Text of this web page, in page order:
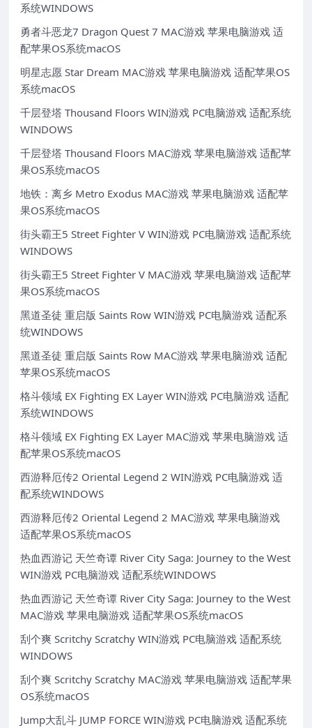
系统WINDOWS
勇者斗恶龙7 Dragon Quest 7 MAC游戏 苹果电脑游戏 适
配苹果OS系统macOS
明星志愿 Star Dream MAC游戏 苹果电脑游戏 适配苹果OS
系统macOS
千层登塔 Thousand Floors WIN游戏 PC电脑游戏 适配系统
WINDOWS
千层登塔 Thousand Floors MAC游戏 苹果电脑游戏 适配苹
果OS系统macOS
地铁：离乡 Metro Exodus MAC游戏 苹果电脑游戏 适配苹
果OS系统macOS
街头霸王5 Street Fighter V WIN游戏 PC电脑游戏 适配系统
WINDOWS
街头霸王5 Street Fighter V MAC游戏 苹果电脑游戏 适配苹
果OS系统macOS
黑道圣徒 重启版 Saints Row WIN游戏 PC电脑游戏 适配系
统WINDOWS
黑道圣徒 重启版 Saints Row MAC游戏 苹果电脑游戏 适配
苹果OS系统macOS
格斗领域 EX Fighting EX Layer WIN游戏 PC电脑游戏 适配
系统WINDOWS
格斗领域 EX Fighting EX Layer MAC游戏 苹果电脑游戏 适
配苹果OS系统macOS
西游释厄传2 Oriental Legend 2 WIN游戏 PC电脑游戏 适
配系统WINDOWS
西游释厄传2 Oriental Legend 2 MAC游戏 苹果电脑游戏
适配苹果OS系统macOS
热血西游记 天竺奇谭 River City Saga: Journey to the West
WIN游戏 PC电脑游戏 适配系统WINDOWS
热血西游记 天竺奇谭 River City Saga: Journey to the West
MAC游戏 苹果电脑游戏 适配苹果OS系统macOS
刮个爽 Scritchy Scratchy WIN游戏 PC电脑游戏 适配系统
WINDOWS
刮个爽 Scritchy Scratchy MAC游戏 苹果电脑游戏 适配苹果
OS系统macOS
Jump大乱斗 JUMP FORCE WIN游戏 PC电脑游戏 适配系统